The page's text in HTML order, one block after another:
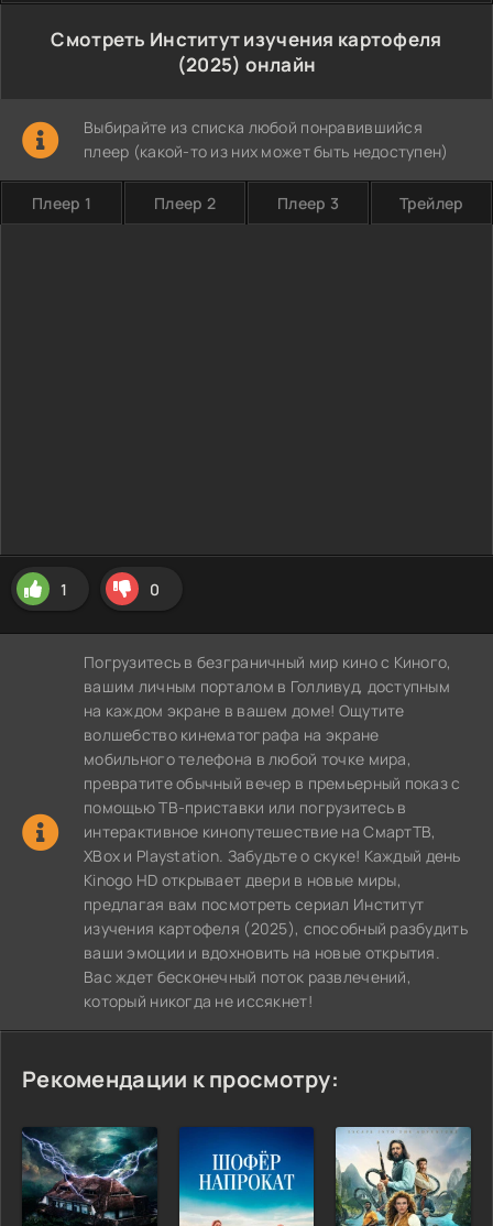
Смотреть Институт изучения картофеля
(2025) онлайн
Выбирайте из списка любой понравившийся
плеер (какой-то из них может быть недоступен)
Плеер 1 Плеер 2 Плеер 3 Трейлер
1 0
Погрузитесь в безграничный мир кино с Киного,
вашим личным порталом в Голливуд, доступным
на каждом экране в вашем доме! Ощутите
волшебство кинематографа на экране
мобильного телефона в любой точке мира,
превратите обычный вечер в премьерный показ с
помощью ТВ-приставки или погрузитесь в
интерактивное кинопутешествие на СмартТВ,
XBox и Playstation. Забудьте о скуке! Каждый день
Kinogo HD открывает двери в новые миры,
предлагая вам посмотреть сериал Институт
изучения картофеля (2025), способный разбудить
ваши эмоции и вдохновить на новые открытия.
Вас ждет бесконечный поток развлечений,
который никогда не иссякнет!
Рекомендации к просмотру: